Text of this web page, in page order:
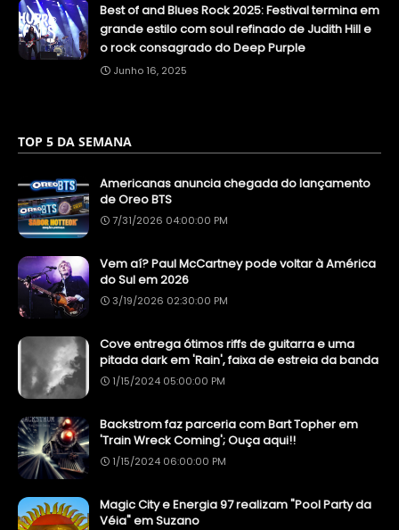
Best of and Blues Rock 2025: Festival termina em
grande estilo com soul refinado de Judith Hill e
o rock consagrado do Deep Purple
Junho 16, 2025
TOP 5 DA SEMANA
Americanas anuncia chegada do lançamento
de Oreo BTS
7/31/2026 04:00:00 PM
Vem aí? Paul McCartney pode voltar à América
do Sul em 2026
3/19/2026 02:30:00 PM
Cove entrega ótimos riffs de guitarra e uma
pitada dark em 'Rain', faixa de estreia da banda
1/15/2024 05:00:00 PM
Backstrom faz parceria com Bart Topher em
'Train Wreck Coming'; Ouça aqui!!
1/15/2024 06:00:00 PM
Magic City e Energia 97 realizam "Pool Party da
Véia" em Suzano